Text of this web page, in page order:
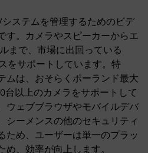
システムを管理するためのビデ
す。カメラやスピーカーからエ
まで、市場に出回っている
をサポートしています。特
ムは、おそらくポーランド最大
台以上のカメラをサポートして
ウェブブラウザやモバイルデバ
シーメンスの他のセキュリティ
ため、ユーザーは単一のプラッ
め、効率が向上します。